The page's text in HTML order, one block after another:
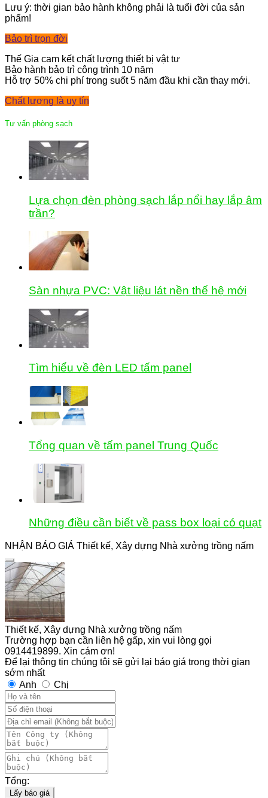
Lưu ý: thời gian bảo hành không phải là tuổi đời của sản
phẩm!
Bảo trì trọn đời
Thế Gia cam kết chất lượng thiết bị vật tư
Bảo hành bảo trì công trình 10 năm
Hỗ trợ 50% chi phí trong suốt 5 năm đầu khi cần thay mới.
Chất lượng là uy tín
Tư vấn phòng sạch
Lựa chọn đèn phòng sạch lắp nổi hay lắp âm
trần?
Sàn nhựa PVC: Vật liệu lát nền thế hệ mới
Tìm hiểu về đèn LED tấm panel
Tổng quan về tấm panel Trung Quốc
Những điều cần biết về pass box loại có quạt
NHẬN BÁO GIÁ Thiết kế, Xây dựng Nhà xưởng trồng nấm
Thiết kế, Xây dựng Nhà xưởng trồng nấm
Trường hợp bạn cần liên hệ gấp, xin vui lòng gọi
0914419899. Xin cám ơn!
Để lại thông tin chúng tôi sẽ gửi lại báo giá trong thời gian
sớm nhất
Anh
Chị
Tổng:
Lấy báo giá